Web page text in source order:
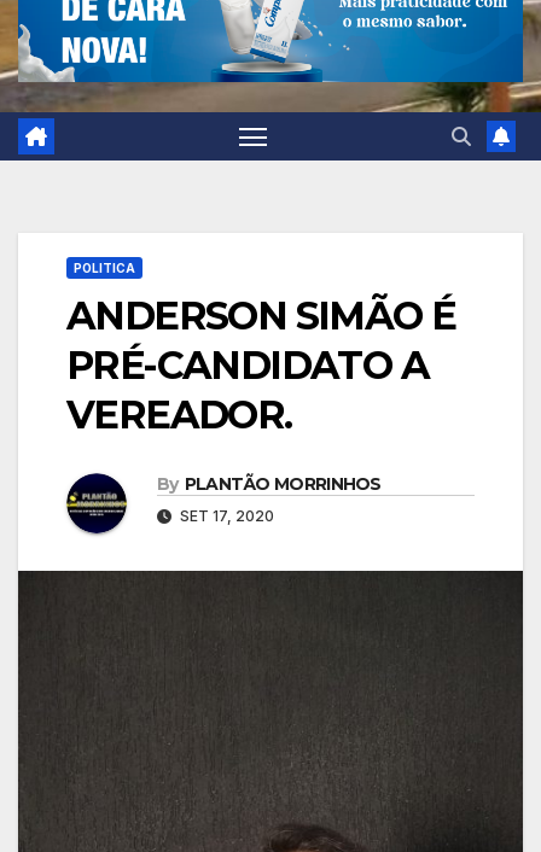
POLITICA
ANDERSON SIMÃO É
PRÉ-CANDIDATO A
VEREADOR.
By PLANTÃO MORRINHOS
SET 17, 2020